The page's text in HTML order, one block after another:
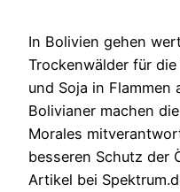
In Bolivien gehen
Trockenwälder für
und Soja in Flammen
Bolivianer machen
Morales
besseren Schutz der
Artikel bei